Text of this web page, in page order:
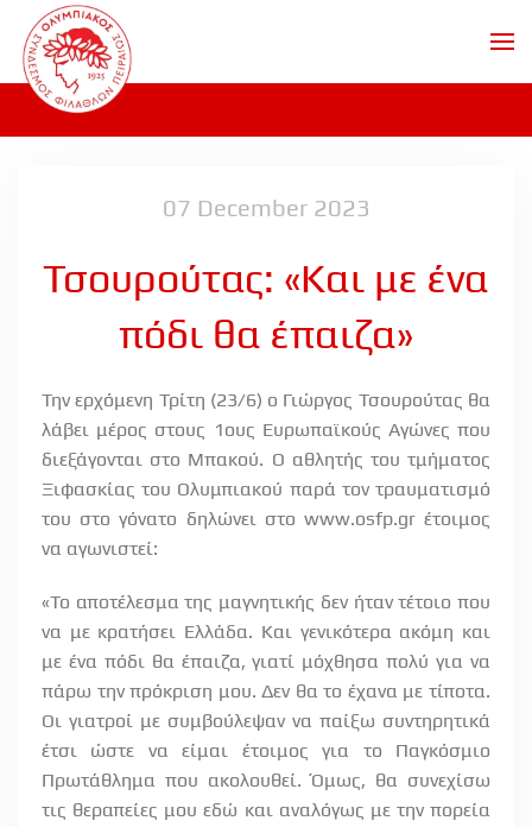
Skip to main content
07 December 2023
Τσουρούτας: «Και με ένα
πόδι θα έπαιζα»
Την ερχόμενη Τρίτη (23/6) ο Γιώργος Τσουρούτας θα
λάβει μέρος στους 1ους Ευρωπαϊκούς Αγώνες που
διεξάγονται στο Μπακού. Ο αθλητής του τμήματος
Ξιφασκίας του Ολυμπιακού παρά τον τραυματισμό
του στο γόνατο δηλώνει στο www.osfp.gr έτοιμος
να αγωνιστεί:
«Το αποτέλεσμα της μαγνητικής δεν ήταν τέτοιο που
να με κρατήσει Ελλάδα. Και γενικότερα ακόμη και
με ένα πόδι θα έπαιζα, γιατί μόχθησα πολύ για να
πάρω την πρόκριση μου. Δεν θα το έχανα με τίποτα.
Οι γιατροί με συμβούλεψαν να παίξω συντηρητικά
έτσι ώστε να είμαι έτοιμος για το Παγκόσμιο
Πρωτάθλημα που ακολουθεί. Όμως, θα συνεχίσω
τις θεραπείες μου εδώ και αναλόγως με την πορεία